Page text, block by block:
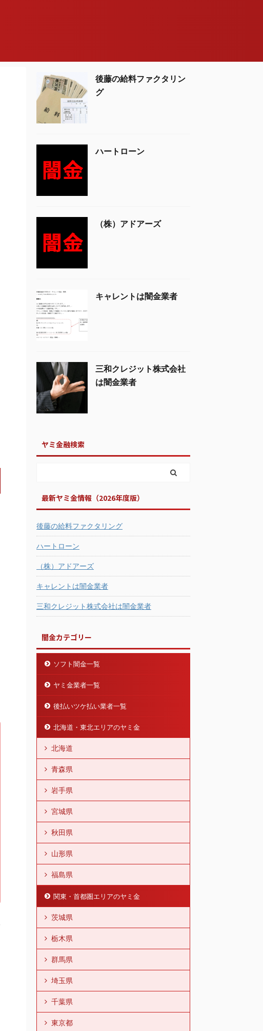
後藤の給料ファクタリン
グ
ハートローン
（株）アドアーズ
キャレントは闇金業者
三和クレジット株式会社
は闇金業者
ヤミ金融検索
最新ヤミ金情報（2026年度版）
後藤の給料ファクタリング
ハートローン
（株）アドアーズ
キャレントは闇金業者
三和クレジット株式会社は闇金業者
闇金カテゴリー
ソフト闇金一覧
ヤミ金業者一覧
後払いツケ払い業者一覧
北海道・東北エリアのヤミ金
北海道
青森県
岩手県
宮城県
秋田県
山形県
福島県
関東・首都圏エリアのヤミ金
茨城県
栃木県
群馬県
埼玉県
千葉県
東京都